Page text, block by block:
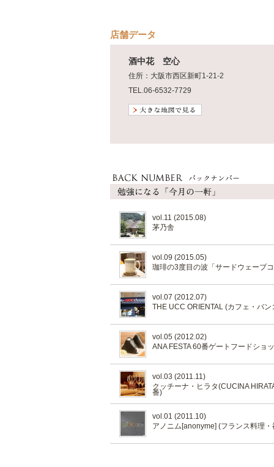
店舗データ
酒中花 空心
住所：大阪市西区新町1-21-2
TEL.06-6532-7729
vol.11 (2015.08)
茅乃舎
vol.09 (2015.05)
珈琲の3度目の波「サードウェーブ
vol.07 (2012.07)
THE UCC ORIENTAL (カフェ・バン
vol.05 (2012.02)
ANA FESTA 60番ゲートフードショ
vol.03 (2011.11)
クッチーナ・ヒラタ(CUCINA
番)
vol.01 (2011.10)
アノニム[anonyme] (フランス料理・